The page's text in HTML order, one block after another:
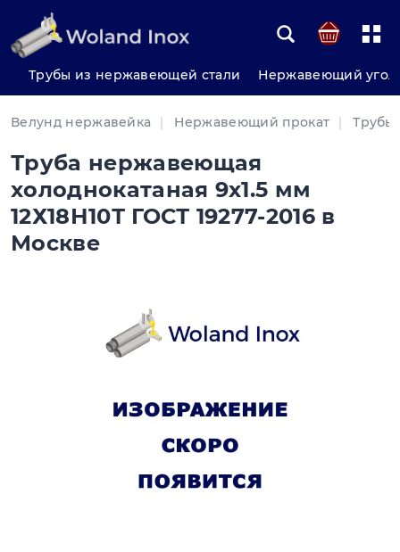
Трубы из нержавеющей стали Нержавеющий
Велунд нержавейка Нержавеющий прокат Трубы
Труба нержавеющая
холоднокатаная 9х1.5 мм
12Х18Н10Т ГОСТ 19277-2016 в
Москве